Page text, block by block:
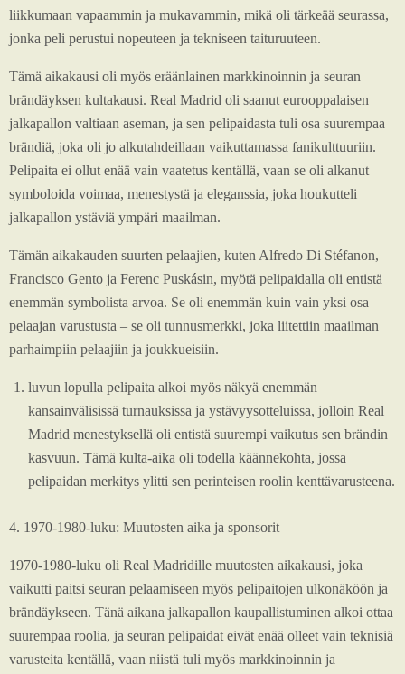
liikkumaan vapaammin ja mukavammin, mikä oli tärkeää seurassa,
jonka peli perustui nopeuteen ja tekniseen taituruuteen.
Tämä aikakausi oli myös eräänlainen markkinoinnin ja seuran
brändäyksen kultakausi. Real Madrid oli saanut eurooppalaisen
jalkapallon valtiaan aseman, ja sen pelipaidasta tuli osa suurempaa
brändiä, joka oli jo alkutahdeillaan vaikuttamassa fanikulttuuriin.
Pelipaita ei ollut enää vain vaatetus kentällä, vaan se oli alkanut
symboloida voimaa, menestystä ja eleganssia, joka houkutteli
jalkapallon ystäviä ympäri maailman.
Tämän aikakauden suurten pelaajien, kuten Alfredo Di Stéfanon,
Francisco Gento ja Ferenc Puskásin, myötä pelipaidalla oli entistä
enemmän symbolista arvoa. Se oli enemmän kuin vain yksi osa
pelaajan varustusta – se oli tunnusmerkki, joka liitettiin maailman
parhaimpiin pelaajiin ja joukkueisiin.
luvun lopulla pelipaita alkoi myös näkyä enemmän
kansainvälisissä turnauksissa ja ystävyysotteluissa, jolloin Real
Madrid menestyksellä oli entistä suurempi vaikutus sen brändin
kasvuun. Tämä kulta-aika oli todella käännekohta, jossa
pelipaidan merkitys ylitti sen perinteisen roolin kenttävarusteena.
4. 1970-1980-luku: Muutosten aika ja sponsorit
1970-1980-luku oli Real Madridille muutosten aikakausi, joka
vaikutti paitsi seuran pelaamiseen myös pelipaitojen ulkonäköön ja
brändäykseen. Tänä aikana jalkapallon kaupallistuminen alkoi ottaa
suurempaa roolia, ja seuran pelipaidat eivät enää olleet vain teknisiä
varusteita kentällä, vaan niistä tuli myös markkinoinnin ja